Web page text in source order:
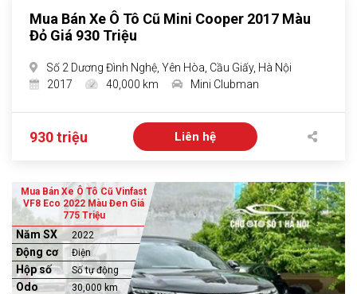
Mua Bán Xe Ô Tô Cũ Mini Cooper 2017 Màu
Đỏ Giá 930 Triệu
Số 2 Dương Đình Nghệ, Yên Hòa, Cầu Giấy, Hà Nội
2017
40,000 km Mini Clubman
930 triệu Liên hệ
Mua Bán Xe Ô Tô Cũ Vinfast
VF8 Eco 2022 Màu Đen Giá
775 Triệu
Năm SX 2022
Động cơ Điện
Hộp số Số tự động
Odo 30,000 km